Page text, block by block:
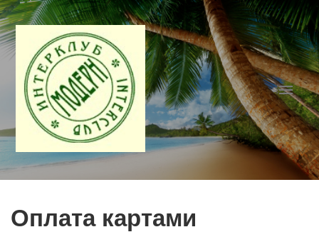
Оплата картами